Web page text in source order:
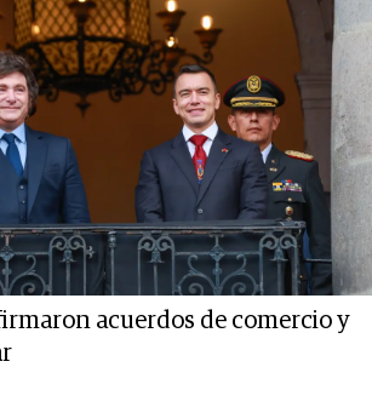
acuerdos de comercio y